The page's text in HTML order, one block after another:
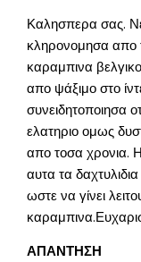
Καλησπερα σας.
κληρονομησα απο
καραμπινα
απο ψάξιμο στο
συνειδητοποιησα
ελατηριο ομως
απο τοσα χρονια.
αυτα τα
ωστε να γίνει
ΑΠΑΝΤΗΣΗ